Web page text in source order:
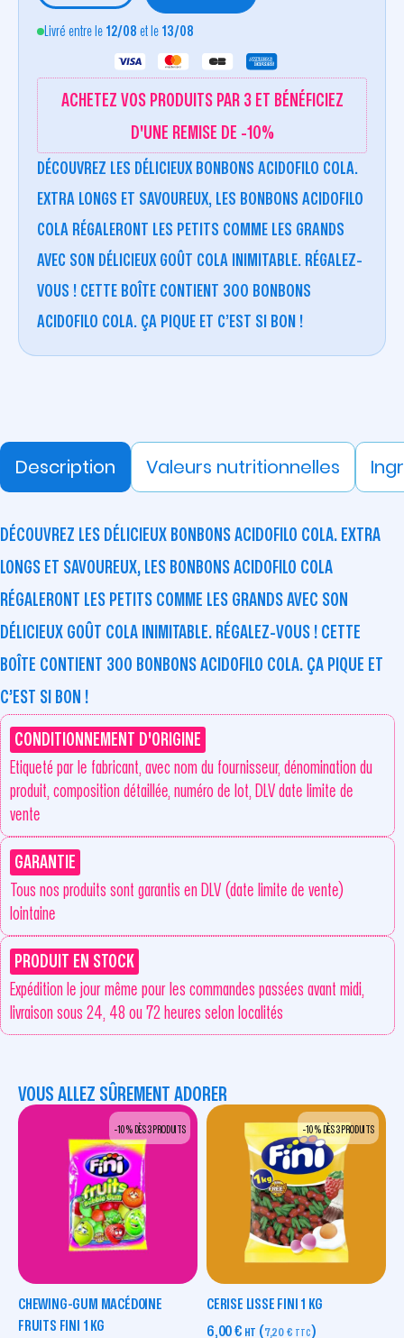
Livré entre le 12/08 et le 13/08
ACHETEZ VOS PRODUITS PAR 3 ET BÉNÉFICIEZ
D'UNE REMISE DE -10%
DÉCOUVREZ LES DÉLICIEUX BONBONS ACIDOFILO COLA.
EXTRA LONGS ET SAVOUREUX, LES BONBONS ACIDOFILO
COLA RÉGALERONT LES PETITS COMME LES GRANDS
AVEC SON DÉLICIEUX GOÛT COLA INIMITABLE. RÉGALEZ-
VOUS ! CETTE BOÎTE CONTIENT 300 BONBONS
ACIDOFILO COLA. ÇA PIQUE ET C’EST SI BON !
Description Valeurs nutritionnelles
DÉCOUVREZ LES DÉLICIEUX BONBONS ACIDOFILO COLA. EXTRA
LONGS ET SAVOUREUX, LES BONBONS ACIDOFILO COLA
RÉGALERONT LES PETITS COMME LES GRANDS AVEC SON
DÉLICIEUX GOÛT COLA INIMITABLE. RÉGALEZ-VOUS ! CETTE
BOÎTE CONTIENT 300 BONBONS ACIDOFILO COLA. ÇA PIQUE ET
C’EST SI BON !
CONDITIONNEMENT D'ORIGINE
Etiqueté par le fabricant, avec nom du fournisseur, dénomination du
produit, composition détaillée, numéro de lot, DLV date limite de
vente
GARANTIE
Tous nos produits sont garantis en DLV (date limite de vente)
lointaine
PRODUIT EN STOCK
Expédition le jour même pour les commandes passées avant midi,
livraison sous 24, 48 ou 72 heures selon localités
VOUS ALLEZ SÛREMENT ADORER
-10 % DÈS 3 PRODUITS
CHEWING-GUM MACÉDOINE
FRUITS FINI 1 KG
-10 % DÈS 3 PRODUITS
CERISE LISSE FINI 1 KG
6,00€ HT (7,20 € TTC)